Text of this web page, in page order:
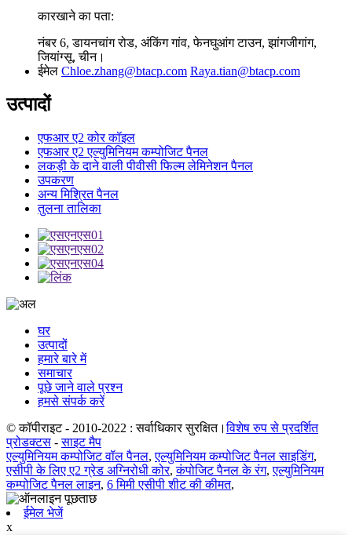
कारखाने का पता:
नंबर 6, डायनचांग रोड, अंकिंग गांव, फेनघुआंग टाउन, झांगजीगांग,
जियांग्सू, चीन।
ईमेल Chloe.zhang@btacp.com Raya.tian@btacp.com
उत्पादों
एफआर ए2 कोर कॉइल
एफआर ए2 एल्युमिनियम कम्पोजिट पैनल
लकड़ी के दाने वाली पीवीसी फिल्म लेमिनेशन पैनल
उपकरण
अन्य मिश्रित पैनल
तुलना तालिका
घर
उत्पादों
हमारे बारे में
समाचार
पूछे जाने वाले प्रश्न
हमसे संपर्क करें
© कॉपीराइट - 2010-2022 : सर्वाधिकार सुरक्षित।विशेष रुप से प्रदर्शित
प्रोडक्टस -साइट मैप
एल्युमिनियम कम्पोजिट वॉल पैनल,एल्युमिनियम कम्पोजिट पैनल साइडिंग,
एसीपी के लिए ए2 ग्रेड अग्निरोधी कोर,कंपोजिट पैनल के रंग,एल्युमिनियम
कम्पोजिट पैनल लाइन, 6 मिमी एसीपी शीट की कीमत,
ईमेल भेजें
x